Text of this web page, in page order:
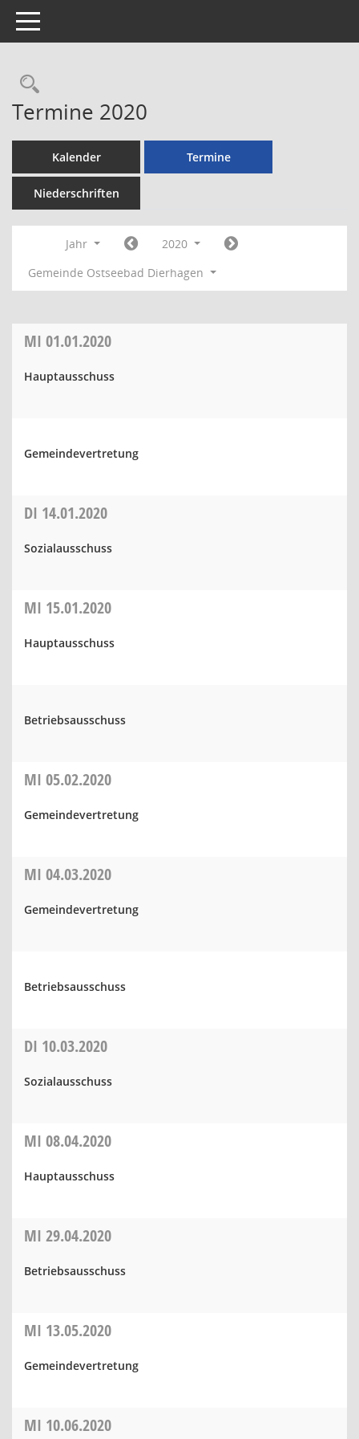
Toggle navigation
Rechercheauswahl
Termine 2020
Kalender Termine
Niederschriften
Jahr
2020
Gemeinde Ostseebad Dierhagen
MI 01.01.2020
Hauptausschuss
Gemeindevertretung
DI 14.01.2020
Sozialausschuss
MI 15.01.2020
Hauptausschuss
Betriebsausschuss
MI 05.02.2020
Gemeindevertretung
MI 04.03.2020
Gemeindevertretung
Betriebsausschuss
DI 10.03.2020
Sozialausschuss
MI 08.04.2020
Hauptausschuss
MI 29.04.2020
Betriebsausschuss
MI 13.05.2020
Gemeindevertretung
MI 10.06.2020